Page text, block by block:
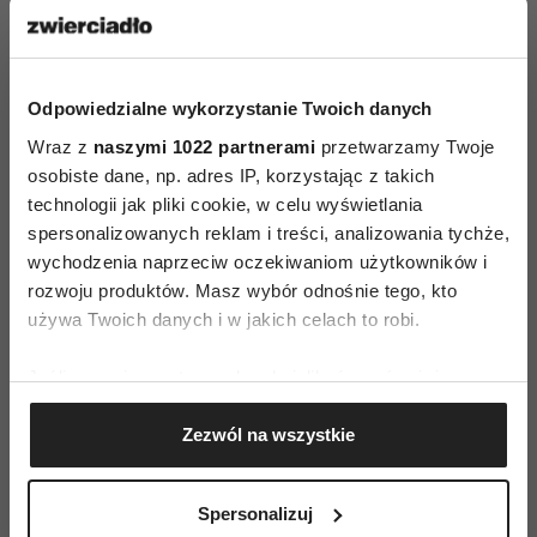
Odpowiedzialne wykorzystanie Twoich danych
Wraz z naszymi 1022 partnerami przetwarzamy Twoje
osobiste dane, np. adres IP, korzystając z takich
technologii jak pliki cookie, w celu wyświetlania
spersonalizowanych reklam i treści, analizowania tychże,
wychodzenia naprzeciw oczekiwaniom użytkowników i
rozwoju produktów. Masz wybór odnośnie tego, kto
używa Twoich danych i w jakich celach to robi.
Jeśli wyrazisz na to zgodę, chcielibyśmy również:
Gromadzić dane dotyczące Twojej lokalizacji
geograficznej z dokładnością nawet do kilku metrów
Identyfikować Twoje urządzenie, aktywnie
(fingerprinting, czyli wirtualny odcisk palca)
Zezwól na wszystkie
Spersonalizuj
Zdałam sobie sprawę, że często zasypiam